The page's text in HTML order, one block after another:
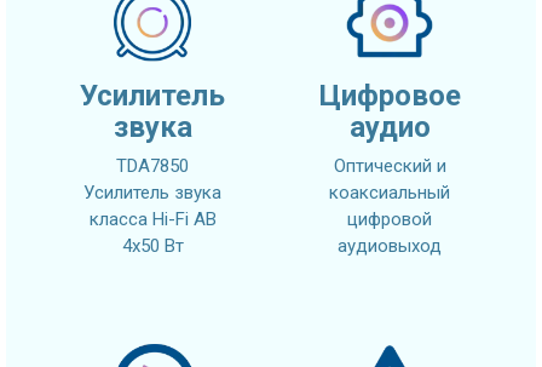
Усилитель
звука
TDA7850
Усилитель звука
класса Hi-Fi AB
4x50 Вт
Цифровое
аудио
Оптический и
коаксиальный
цифровой
аудиовыход